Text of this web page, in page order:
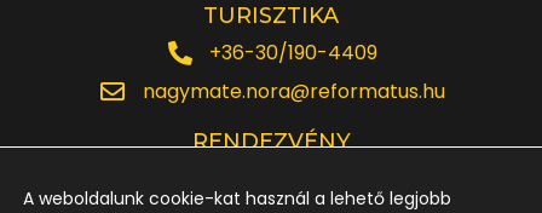
TURISZTIKA
+36-30/190-4409
nagymate.nora@reformatus.hu
RENDEZVÉNY
A weboldalunk cookie-kat használ a lehető legjobb